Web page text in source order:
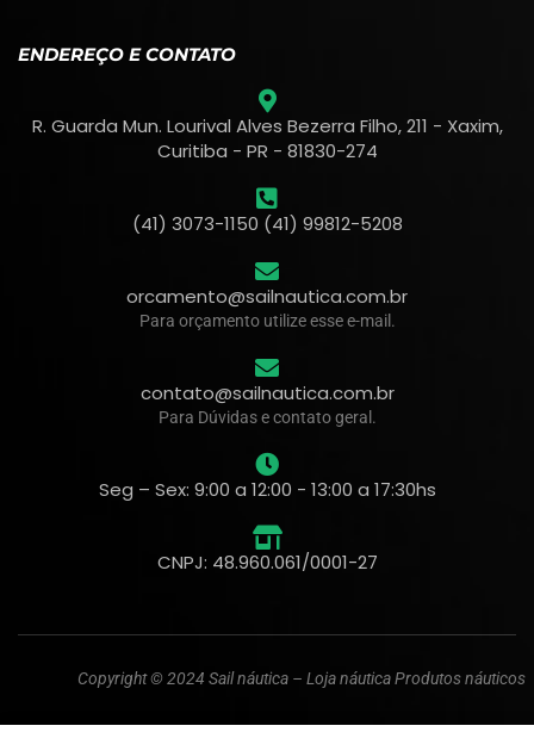
ENDEREÇO E CONTATO
R. Guarda Mun. Lourival Alves Bezerra Filho, 211 - Xaxim,
Curitiba - PR - 81830-274
(41) 3073-1150 (41) 99812-5208
orcamento@sailnautica.com.br
Para orçamento utilize esse e-mail.
contato@sailnautica.com.br
Para Dúvidas e contato geral.
Seg – Sex: 9:00 a 12:00 - 13:00 a 17:30hs
CNPJ: 48.960.061/0001-27
Copyright © 2024 Sail náutica – Loja náutica Produtos náuticos